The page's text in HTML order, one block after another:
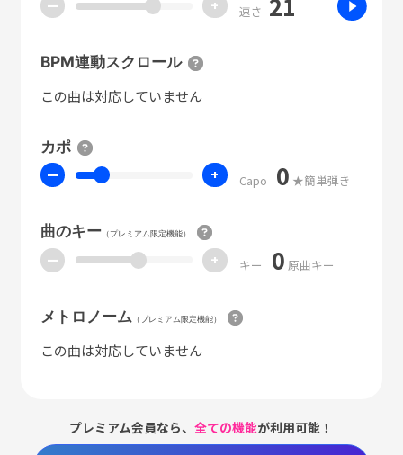
ー + 速さ
BPM連動スクロール
この曲は対応していません
カポ
ー + Capo 0 ★簡単弾き
曲のキー（プレミアム限定機能）
ー + キー 0 原曲キー
メトロノーム （プレミアム限定機能）
この曲は対応していません
プレミアム会員なら、全ての機能が利用可能！